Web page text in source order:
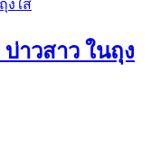
าวสาว ในถุง